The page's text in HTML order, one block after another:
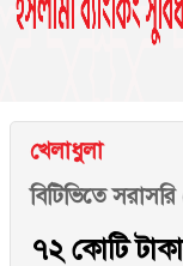
খেলাধুলা
বিটিভিতে
৭২ কোটি